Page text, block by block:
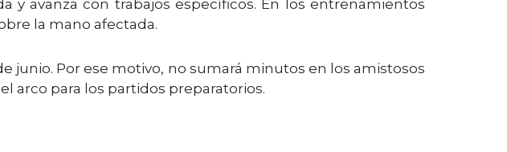
y avanza con trabajos específicos. En los entrenamientos
la mano afectada.
junio. Por ese motivo, no sumará minutos en los amistosos
arco para los partidos preparatorios.